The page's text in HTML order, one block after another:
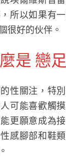
所以如果有
很好的伙伴。
是 戀
性關注，特
可能喜歡觸
更願意成為
感腳部和鞋